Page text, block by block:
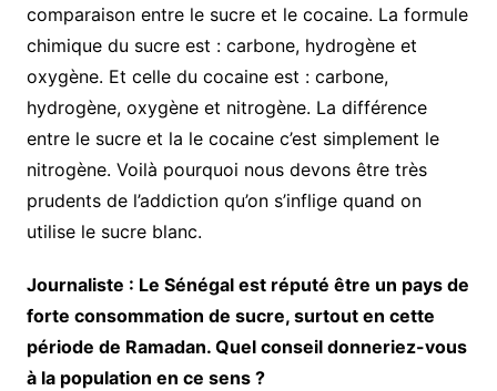
comparaison entre le sucre et le cocaine. La formule
chimique du sucre est : carbone, hydrogène et
oxygène. Et celle du cocaine est : carbone,
hydrogène, oxygène et nitrogène. La différence
entre le sucre et la le cocaine c’est simplement le
nitrogène. Voilà pourquoi nous devons être très
prudents de l’addiction qu’on s’inflige quand on
utilise le sucre blanc.
Journaliste : Le Sénégal est réputé être un pays de
forte consommation de sucre, surtout en cette
période de Ramadan. Quel conseil donneriez-vous
à la population en ce sens ?